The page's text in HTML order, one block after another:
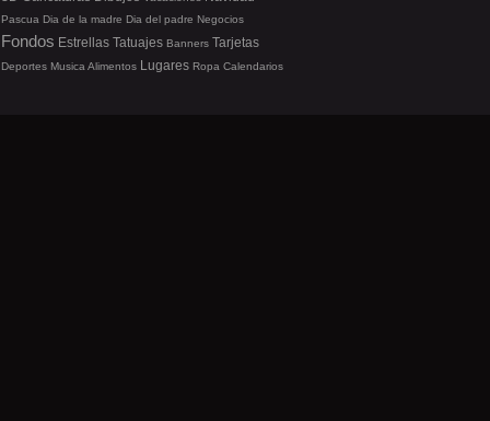
Pascua Dia de la madre Dia del padre Negocios
Fondos Estrellas Tatuajes Banners Tarjetas
Deportes Musica Alimentos Lugares Ropa Calendarios